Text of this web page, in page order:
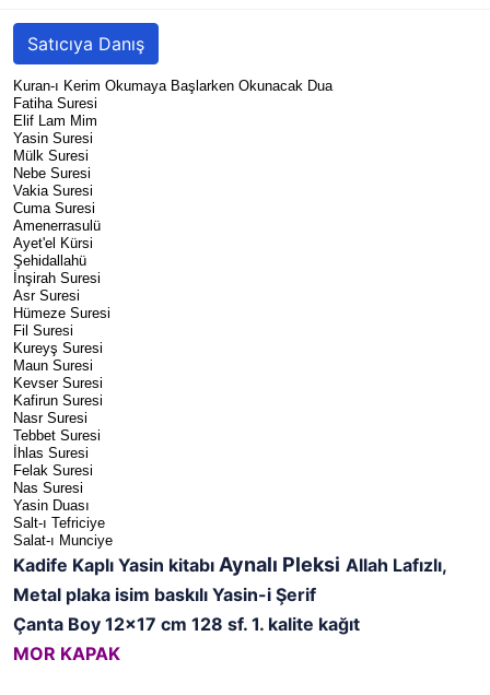
Satıcıya Danış
Kuran-ı Kerim Okumaya Başlarken Okunacak Dua
Fatiha Suresi
Elif Lam Mim
Yasin Suresi
Mülk Suresi
Nebe Suresi
Vakia Suresi
Cuma Suresi
Amenerrasulü
Ayet'el Kürsi
Şehidallahü
İnşirah Suresi
Asr Suresi
Hümeze Suresi
Fil Suresi
Kureyş Suresi
Maun Suresi
Kevser Suresi
Kafirun Suresi
Nasr Suresi
Tebbet Suresi
İhlas Suresi
Felak Suresi
Nas Suresi
Yasin Duası
Salt-ı Tefriciye
Salat-ı Munciye
Kadife Kaplı Yasin kitabı Aynalı Pleksi Allah Lafızlı,
Metal plaka isim baskılı Yasin-i Şerif
Çanta Boy 12x17 cm 128 sf. 1. kalite kağıt
MOR KAPAK